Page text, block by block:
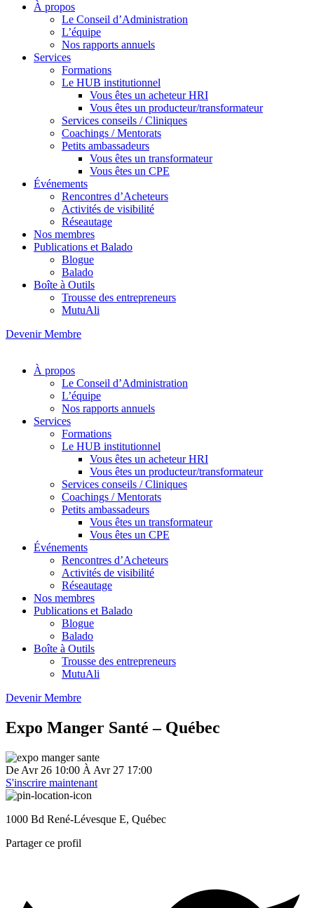
À propos
Le Conseil d’Administration
L’équipe
Nos rapports annuels
Services
Formations
Le HUB institutionnel
Vous êtes un acheteur HRI
Vous êtes un producteur/transformateur
Services conseils / Cliniques
Coachings / Mentorats
Petits ambassadeurs
Vous êtes un transformateur
Vous êtes un CPE
Événements
Rencontres d’Acheteurs
Activités de visibilité
Réseautage
Nos membres
Publications et Balado
Blogue
Balado
Boîte à Outils
Trousse des entrepreneurs
MutuAli
Devenir Membre
À propos
Le Conseil d’Administration
L’équipe
Nos rapports annuels
Services
Formations
Le HUB institutionnel
Vous êtes un acheteur HRI
Vous êtes un producteur/transformateur
Services conseils / Cliniques
Coachings / Mentorats
Petits ambassadeurs
Vous êtes un transformateur
Vous êtes un CPE
Événements
Rencontres d’Acheteurs
Activités de visibilité
Réseautage
Nos membres
Publications et Balado
Blogue
Balado
Boîte à Outils
Trousse des entrepreneurs
MutuAli
Devenir Membre
Expo Manger Santé – Québec
De Avr 26 10:00 À Avr 27 17:00
S'inscrire maintenant
1000 Bd René-Lévesque E, Québec
Partager ce profil